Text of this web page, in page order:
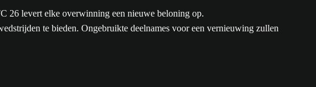
26 levert elke overwinning een nieuwe beloning op.
te bieden. Ongebruikte deelnames voor een vernieuwing zullen